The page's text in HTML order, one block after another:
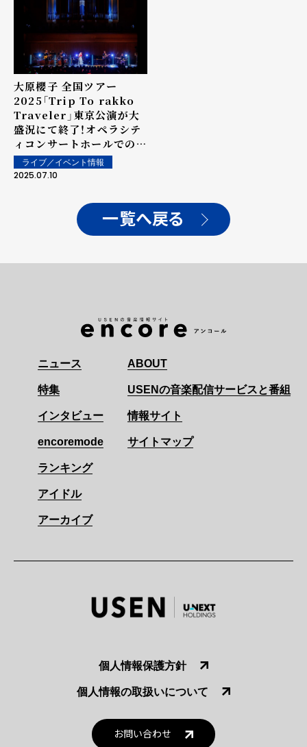
大原櫻子 全国ツアー
2025「Trip To rakko
Traveler」東京公演が大
盛況にて終了！オペラシテ
ィコンサートホールでのラ
イブレポートが到着！
ライブ／イベント情報
2025.07.10
一覧へ戻る
ニュース
特集
インタビュー
encoremode
ランキング
アイドル
アーカイブ
ABOUT
USENの音楽配信サービスと番組
情報サイト
サイトマップ
個人情報保護方針
個人情報の取扱いについて
お問い合わせ